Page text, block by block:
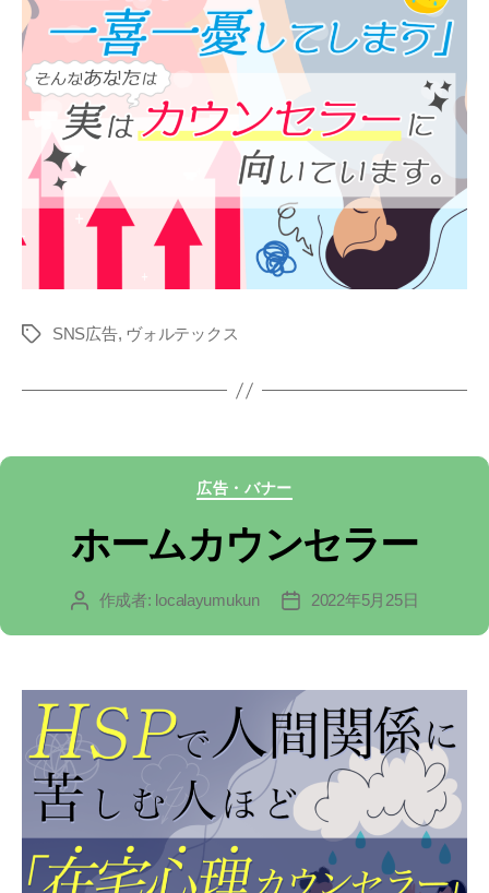
タ
SNS広告, ヴォルテックス
カ
テ
ゴ
リ
広告・バナー
ホームカウンセラー
投 作成者: localayumukun
投
2022年5月25日